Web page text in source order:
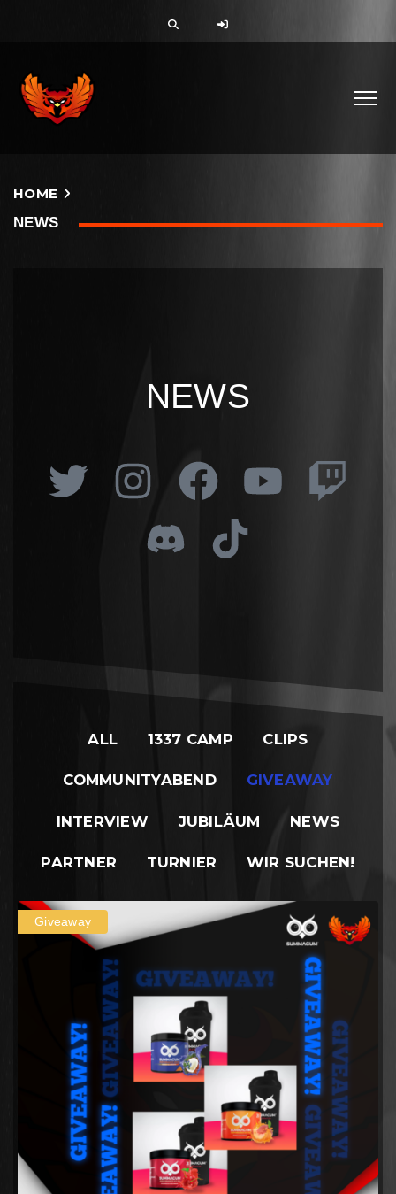
HOME
NEWS
NEWS
ALL 1337 CAMP CLIPS
COMMUNITYABEND GIVEAWAY
INTERVIEW JUBILÄUM NEWS
PARTNER TURNIER WIR SUCHEN!
Giveaway